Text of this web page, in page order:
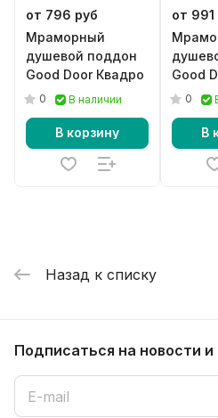
от 796 руб
Мраморный
душевой поддон
Good Door Квадро
0 В наличии
В корзину
от 991
Good
0
В
Назад к списку
Подписаться на новости и